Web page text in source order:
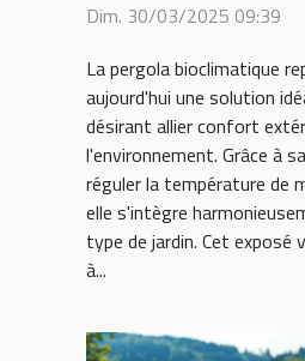
votre jardin
Dim. 30/03/2025 09:39
La pergola bioclimatique
aujourd'hui une solution
désirant allier confort
l'environnement. Grâce à
réguler la température de
elle s'intègre
type de jardin. Cet exposé
à...